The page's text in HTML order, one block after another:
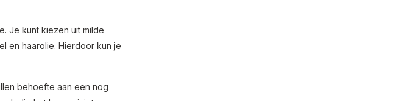
Je kunt kiezen uit milde
en haarolie. Hierdoor kun je
behoefte aan een nog